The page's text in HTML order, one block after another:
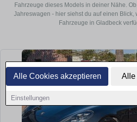
Alle Cookies akzeptieren Alle
Einstellungen
Fahrzeuge dieses Models in deiner Nähe.
Jahreswagen - hier siehst du auf einen Blick,
Fahrzeuge in Gladbeck